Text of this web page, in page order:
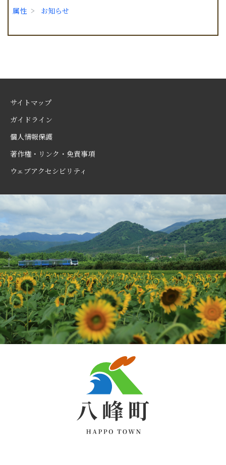
属性 お知らせ
サイトマップ
ガイドライン
個人情報保護
著作権・リンク・免責事項
ウェブアクセシビリティ